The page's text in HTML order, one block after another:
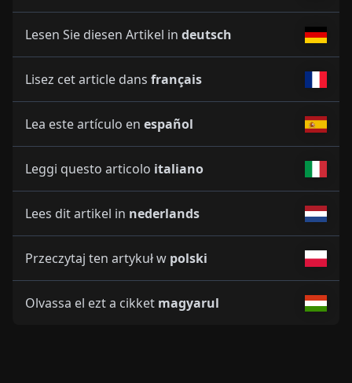
Lesen Sie diesen Artikel in deutsch
Lisez cet article dans français
Lea este artículo en español
Leggi questo articolo italiano
Lees dit artikel in nederlands
Przeczytaj ten artykuł w polski
Olvassa el ezt a cikket magyarul